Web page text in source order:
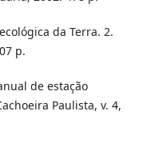
da Terra. 2.
p.
de estação
Paulista, v. 4,